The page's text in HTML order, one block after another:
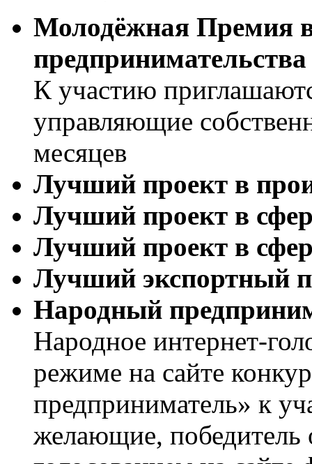
Молодёжная Премия
предпринимательства
К участию
управляющие
месяцев
Лучший проект в
Лучший проект в
Лучший проект в
Лучший экспортный
Народный
Народное интернет-
режиме на сайте
предприниматель» к
желающие, победитель